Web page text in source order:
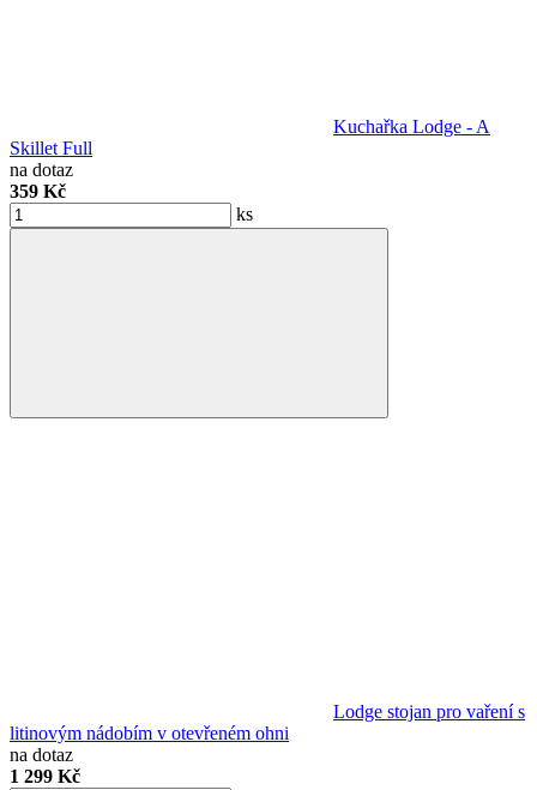
Kuchařka Lodge - A
Skillet Full
na dotaz
359 Kč
ks
Lodge stojan pro vaření s
litinovým nádobím v otevřeném ohni
na dotaz
1 299 Kč